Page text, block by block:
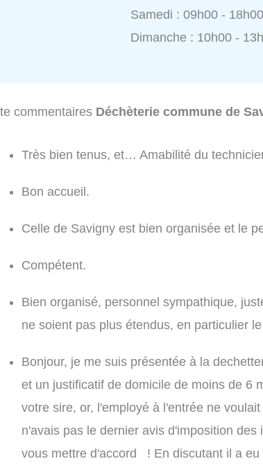
Samedi : 09h00 - 18h00
Dimanche : 10h00 -
commentaires Déchèterie commune de
Très bien tenus, et… Amabilité du
Bon accueil.
Celle de Savigny est bien organisée et le
Compétent.
Bien organisé, personnel sympathique,
ne soient pas plus étendus, en particulier
Bonjour, je me suis présentée à la
et un justificatif de domicile de moins de 6
votre sire, or, l'employé à l'entrée ne
n'avais pas le dernier avis d'imposition
vous mettre d'accord ! En discutant il a eu